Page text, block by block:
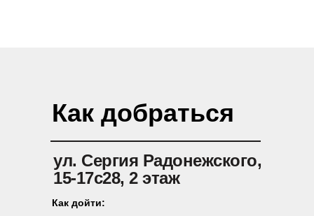
Как добраться
Как дойти:
ул. Сергия Радонежского,
15-17с28, 2 этаж